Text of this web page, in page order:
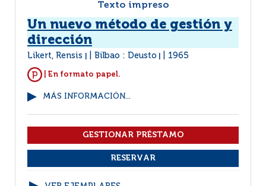
Texto impreso
Un nuevo método de gestión y
dirección
Likert, Rensis Bilbao : Deusto 1965
| En formato papel.
MÁS INFORMACIÓN...